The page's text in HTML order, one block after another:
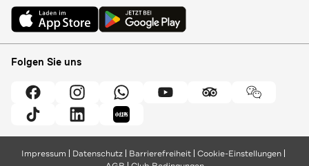
Folgen Sie uns
Impressum Datenschutz Barrierefreiheit Cookie-Einstellungen